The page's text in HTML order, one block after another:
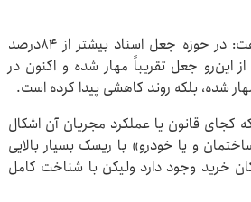
سرهنگ عبداله چولکی، گفت: در حوزه جعل اسناد بیشتر از ۸۴درصد
این‌رو جعل تقریباً مهار شده و اکنون در
شده، بلکه روند کاهشی پیدا کرده است.
کجای قانون یا عملکرد مجریان آن اشکال
و یا خودرو» با ریسک بسیار بالایی
خرید وجود دارد ولیکن با شناخت کامل